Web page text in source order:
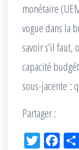
monétaire
vogue dans la
savoir s’il
capacité
sous-jacente :
Partager :
Tw Fac